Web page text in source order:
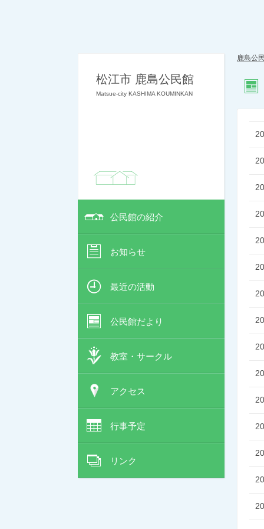
松江市 鹿島公民館
Matsue-city KASHIMA KOUMINKAN
公民館の紹介
お知らせ
最近の活動
公民館だより
教室・サークル
アクセス
行事予定
リンク
鹿島公